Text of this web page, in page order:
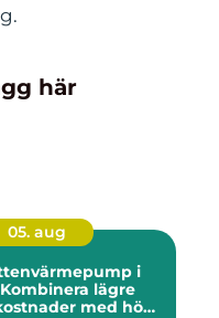
här
05. aug
i
lägre
med hög